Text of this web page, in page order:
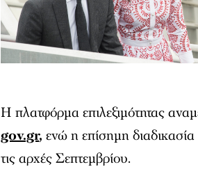
Η πλατφόρμα επιλεξιμότητας
gov.gr, ενώ η επίσημη
τις αρχές Σεπτεμβρίου.